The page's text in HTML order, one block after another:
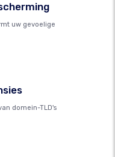
uw gevoelige
domein-TLD's